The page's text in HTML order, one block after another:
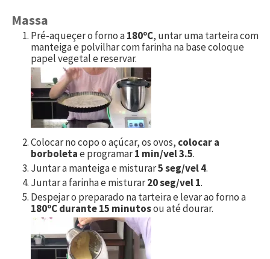
Massa
Pré-aqueçer o forno a180ºC, untar uma tarteira com
manteiga e polvilhar com farinha na base coloque
papel vegetal e reservar.
Colocar no copo o açúcar, os ovos, colocar a
borboletae programar1 min/vel 3.5.
Juntar a manteiga e misturar5 seg/vel 4.
Juntar a farinha e misturar20 seg/vel 1.
Despejar o preparado na tarteira e levar ao forno a
180ºC durante 15 minutosou até dourar.